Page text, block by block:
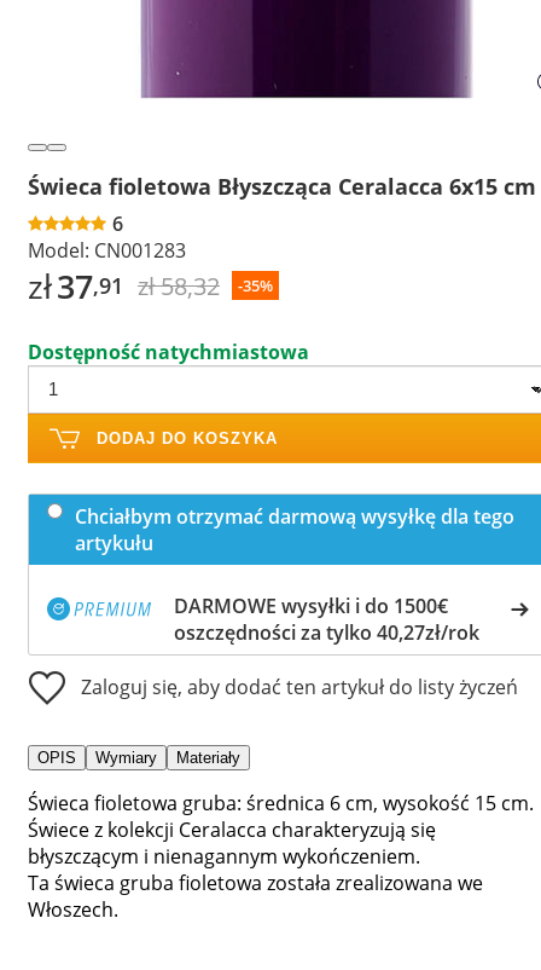
Świeca fioletowa Błyszcząca Ceralacca 6x15 cm
6
Model: CN001283
zł37,91 zł 58,32 -35%
Dostępność natychmiastowa
DODAJ DO KOSZYKA
Chciałbym otrzymać darmową wysyłkę dla tego
artykułu
DARMOWE wysyłki i do 1500€
oszczędności za tylko 40,27zł/rok
Zaloguj się, aby dodać ten artykuł do listy życzeń
OPIS Wymiary Materiały
Świeca fioletowa gruba: średnica 6 cm, wysokość 15 cm.
Świece z kolekcji Ceralacca charakteryzują się
błyszczącym i nienagannym wykończeniem.
Ta świeca gruba fioletowa została zrealizowana we
Włoszech.